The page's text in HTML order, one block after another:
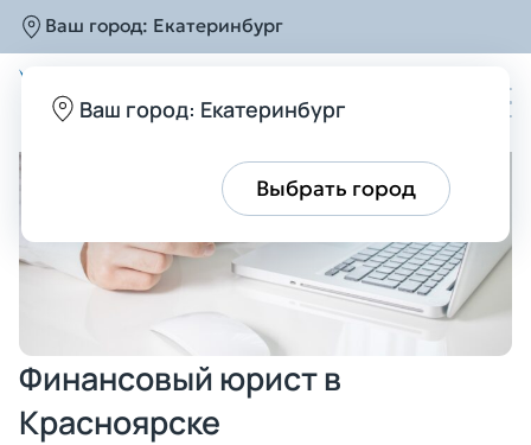
Ваш город: Екатеринбург
Ваш город: Екатеринбург
Выбрать город
Главная Услуги Консультация с юристом
Финансовый юрист в
Красноярске